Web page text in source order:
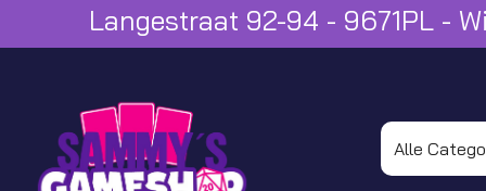
Langestraat 92-94 - 9671PL -